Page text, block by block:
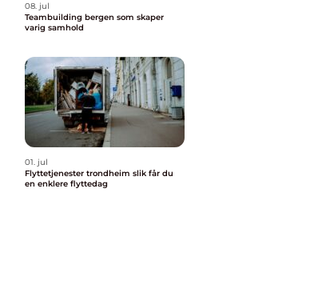
08. jul
Teambuilding bergen som skaper
varig samhold
01. jul
Flyttetjenester trondheim slik får du
en enklere flyttedag